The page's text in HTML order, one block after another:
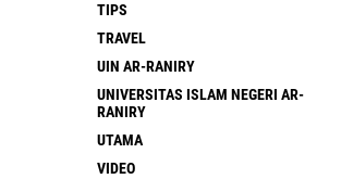
TIPS
TRAVEL
UIN AR-RANIRY
UNIVERSITAS ISLAM NEGERI AR-
RANIRY
UTAMA
VIDEO